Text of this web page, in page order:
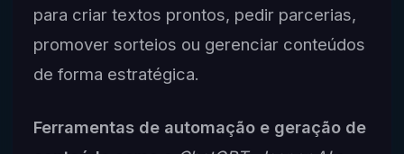
para criar textos prontos, pedir parcerias,
promover sorteios ou gerenciar conteúdos
de forma estratégica.
Ferramentas de automação e geração de